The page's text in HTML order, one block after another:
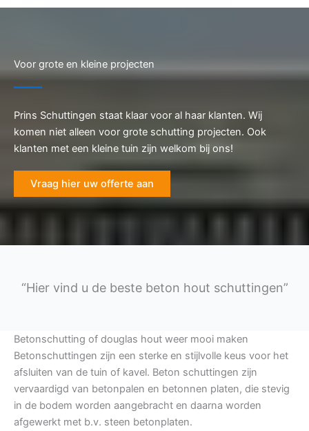
Voor grote en kleine projecten
Prins Schuttingen staat klaar voor al haar klanten. Wij
komen niet alleen voor grote schutting projecten. Ook
klanten met een kleine tuin zijn welkom bij ons!
Vraag hier uw offerte aan
“Hier vind u de beste beton hout schuttingen”
Betonschutting of douglas hout weer mooi maken
Betonschuttingen zijn een sterke en stijlvolle keus voor het
afsluiten van de tuin of kavel. Beton schuttingen zijn
vervaardigd van betonpalen en betonnen platen, die stevig
in de bodem worden aangebracht en daarna worden
afgewerkt met b.v. steen betonplaten.